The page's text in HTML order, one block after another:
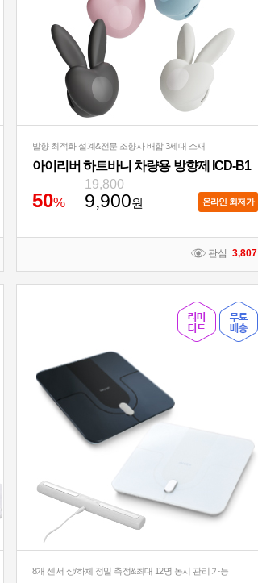
관심 3,807
발향 최적화 설계&전문 조향사 배합 3세대 소재
아이리버 하트바니 차량용 방향제 ICD-B1
50%
19,800
9,900원 온라인 최저가
8개 센서 상/하체 정밀 측정&최대 12명 동시 관리 가능